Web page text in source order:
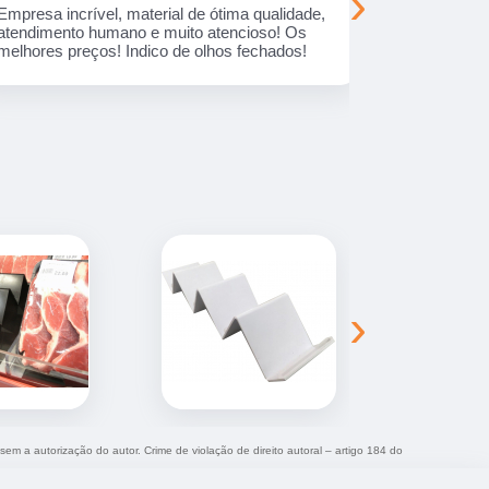
desenvolveram tudo o que eu
de um jeito único! Preço ótimo.
›
a autorização do autor. Crime de violação de direito autoral – artigo 184 do